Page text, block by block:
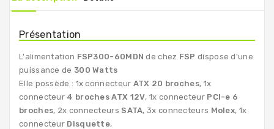
Présentation
L'alimentation FSP300-60MDN de chez FSP dispose d'une
puissance de 300 Watts
Elle possède : 1x connecteur ATX 20 broches, 1x
connecteur 4 broches ATX 12V, 1x connecteur PCI-e 6
broches, 2x connecteurs SATA, 3x connecteurs Molex, 1x
connecteur Disquette,